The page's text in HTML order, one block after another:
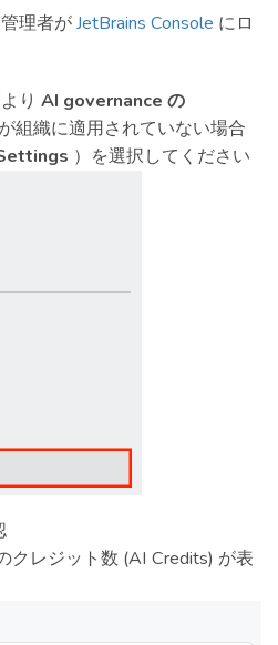
理者がJetBrains Console にロ
り AI governance の
組織に適用されていない場合
）を選択してください
クレジット数 (AI Credits) が表